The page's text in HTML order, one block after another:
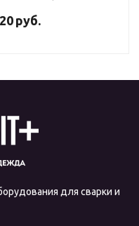
руб.
для сварки и